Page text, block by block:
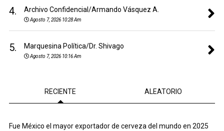
4. Archivo Confidencial/Armando Vásquez A.
Agosto 7, 2026 10:28 Am
5. Marquesina Política/Dr. Shivago
Agosto 7, 2026 10:16 Am
RECIENTE ALEATORIO
Fue México el mayor exportador de cerveza del mundo en 2025